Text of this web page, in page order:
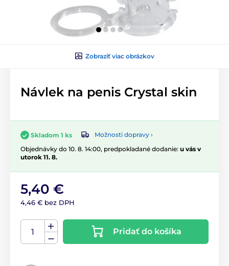
Zobraziť viac obrázkov
Návlek na penis Crystal skin
Skladom 1 ks
Možnosti dopravy ›
Objednávky do 10. 8. 14:00, predpokladané dodanie: u vás v
utorok 11. 8.
5,40 €
4,46 € bez DPH
Pridať do košíka